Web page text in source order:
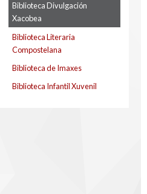
Biblioteca Divulgación
Xacobea
Biblioteca Literaria
Compostelana
Biblioteca de Imaxes
Biblioteca Infantil Xuvenil